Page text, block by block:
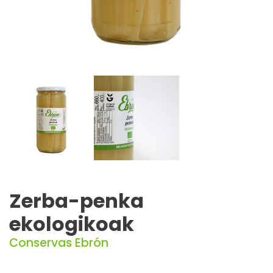
Zerba-penka
ekologikoak
Conservas Ebrón